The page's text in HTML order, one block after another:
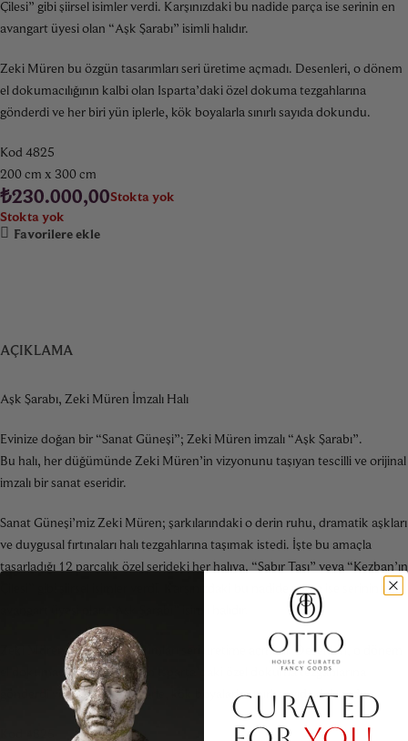
Çilesi” gibi şiirsel isimler verdi. Karşınızdaki bu nadide parça ise serinin en
avangart üyesi olan “Aşk Şarabı” isimli halıdır.
Zeki Müren bu özgün tasarımları seri üretime açmadı. Desenleri, o dönem
el dokumacılığının kalbi olan Isparta’daki özel dokuma tezgahlarına
gönderdi ve her biri yün iplerle, kök boyalarla sınırlı sayıda dokundu.
Kod 4825
200 cm x 300 cm
₺230.000,00Stokta yok
Stokta yok
Favorilere ekle
AÇIKLAMA
Aşk Şarabı, Zeki Müren İmzalı Halı
Evinize doğan bir “Sanat Güneşi”; Zeki Müren imzalı “Aşk Şarabı”.
Bu halı, her düğümünde Zeki Müren’in vizyonunu taşıyan tescilli ve orijinal
imzalı bir sanat eseridir.
Sanat Güneşi’miz Zeki Müren; şarkılarındaki o derin ruhu, dramatik aşkları
ve duygusal fırtınaları halı tezgahlarına taşımak istedi. İşte bu amaçla
tasarladığı 12 parçalık özel serideki her halıya, “Sabır Taşı” veya “Kezban’ın
Çilesi” gibi şiirsel isimler verdi. Karşınızdaki bu nadide parça ise serinin en
Zeki Müren bu özgün tasarımları seri üretime açmadı. Desenleri, o dönem
el dokumacılığının kalbi olan Isparta’daki özel dokuma tezgahlarına
gönderdi ve her biri yün iplerle, kök boyalarla sınırlı sayıda dokundu.
CURATED